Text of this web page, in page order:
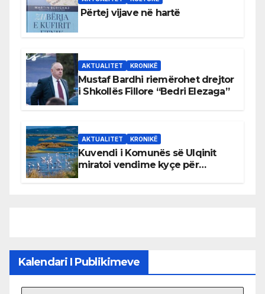
Përtej vijave në hartë
AKTUALITET KRONIKË
Mustaf Bardhi riemërohet drejtor
i Shkollës Fillore “Bedri Elezaga”
AKTUALITET KRONIKË
Kuvendi i Komunës së Ulqinit
miratoi vendime kyçe për
Kalendari I Publikimeve